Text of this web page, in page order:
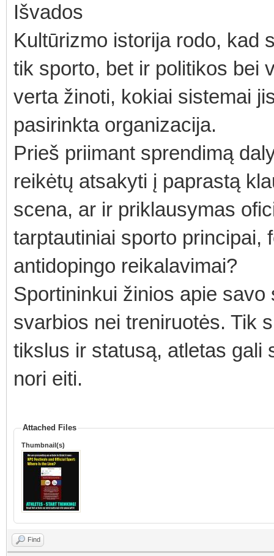
Išvados
Kultūrizmo istorija rodo, kad
tik sporto, bet ir politikos bei
verta žinoti, kokiai sistemai
pasirinkta organizacija.
Prieš priimant sprendimą
reikėtų atsakyti į paprastą
scena, ar ir priklausymas
tarptautiniai sporto principai,
antidopingo reikalavimai?
Sportininkui žinios apie
svarbios nei treniruotės. Tik
tikslus ir statusą, atletas gali
nori eiti.
Attached Files
Thumbnail(s)
Find